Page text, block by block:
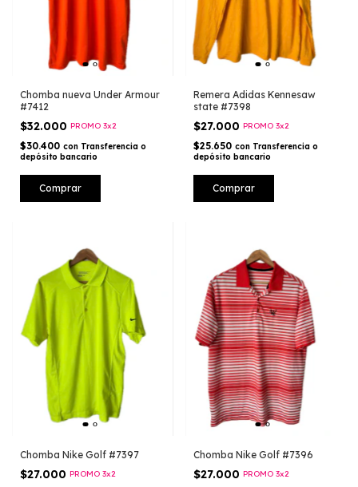
Chomba nueva Under Armour
#7412
$32.000 PROMO 3x2
$30.400 con Transferencia o
depósito bancario
Comprar
Remera Adidas Kennesaw
state #7398
$27.000 PROMO 3x2
$25.650 con Transferencia o
depósito bancario
Comprar
Chomba Nike Golf #7397
$27.000 PROMO 3x2
Chomba Nike Golf #7396
$27.000 PROMO 3x2